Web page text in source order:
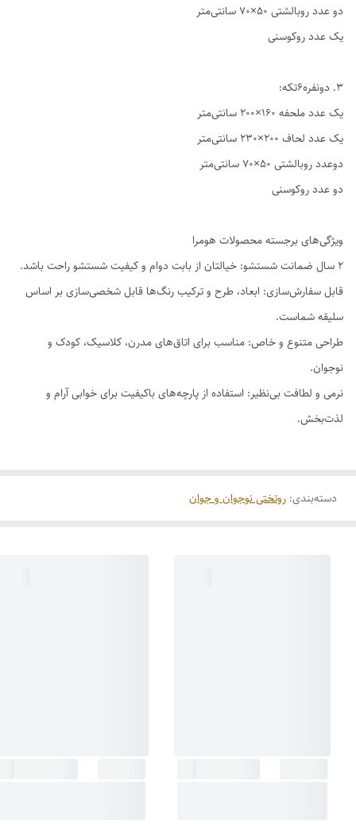
دو عدد روبالشتی ۵۰×۷۰ سانتی‌متر
یک عدد روکوسنی
3. دو‌نفره6تکه:
یک عدد ملحفه ۱۶۰×۲۰۰ سانتی‌متر
یک عدد لحاف ۲۰۰×۲۳۰ سانتی‌متر
دوعدد روبالشتی ۵۰×۷۰ سانتی‌متر
دو عدد روکوسنی
ویژگی‌های برجسته محصولات هومرا
۲ سال ضمانت شستشو: خیالتان از بابت دوام و کیفیت شستشو راحت باشد.
قابل سفارش‌سازی: ابعاد، طرح و ترکیب رنگ‌ها قابل شخصی‌سازی بر اساس
سلیقه شماست.
طراحی متنوع و خاص: مناسب برای اتاق‌های مدرن، کلاسیک، کودک و
نوجوان.
نرمی و لطافت بی‌نظیر: استفاده از پارچه‌های باکیفیت برای خوابی آرام و
لذت‌بخش.
دسته‌بندی: روتختی نوجوان و جوان